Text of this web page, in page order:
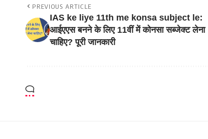
PREVIOUS ARTICLE
IAS ke liye 11th me konsa subject le:
आईएएस बनने के लिए 11वीं में कोनसा सब्जेक्ट लेना
चाहिए? पूरी जानकारी